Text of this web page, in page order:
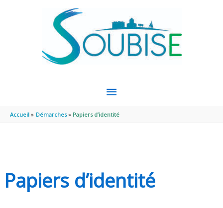
MENU
PRINCIPAL
Accueil Démarches Papiers d’identité
Papiers d’identité